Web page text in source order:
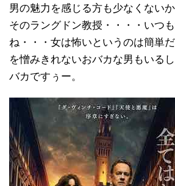
男の魅力を感じる方も少なくない
そのラングドン教授・・・・いつ
ね・・・女は怖いというのは簡単
を憎みきれないおバカな男もいる
バカですぅー。